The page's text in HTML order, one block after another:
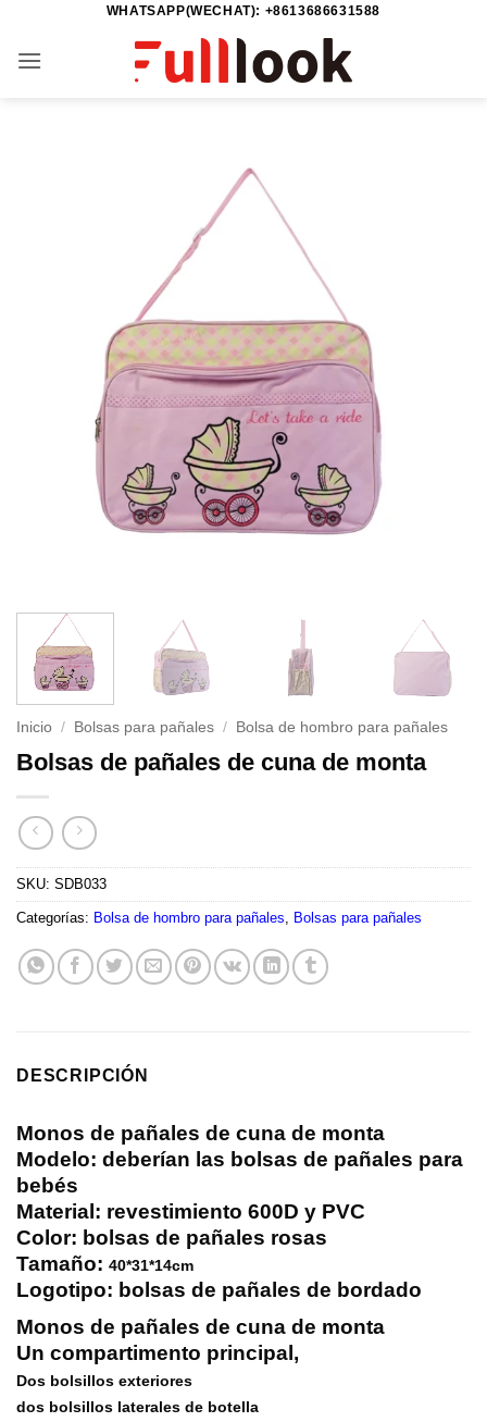
contenido
WHATSAPP(WECHAT): +8613686631588
Inicio / Bolsas para pañales / Bolsa de hombro para pañales
Bolsas de pañales de cuna de monta
SKU: SDB033
Categorías: Bolsa de hombro para pañales, Bolsas para pañales
DESCRIPCIÓN
Monos de pañales de cuna de monta
Modelo: deberían las bolsas de pañales para
bebés
Material: revestimiento 600D y PVC
Color: bolsas de pañales rosas
Tamaño: 40*31*14cm
Logotipo: bolsas de pañales de bordado
Monos de pañales de cuna de monta
Un compartimento principal,
Dos bolsillos exteriores
dos bolsillos laterales de botella